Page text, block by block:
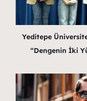
Yeditepe
“Dengenin İki